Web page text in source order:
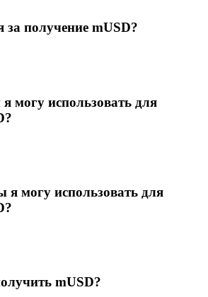
за получение mUSD?
могу использовать для
я могу использовать для
mUSD?